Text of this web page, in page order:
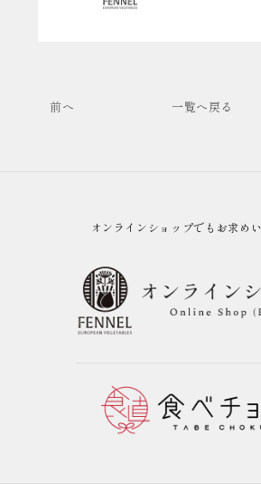
前へ 一覧へ戻る
オンラインショップでもお求め